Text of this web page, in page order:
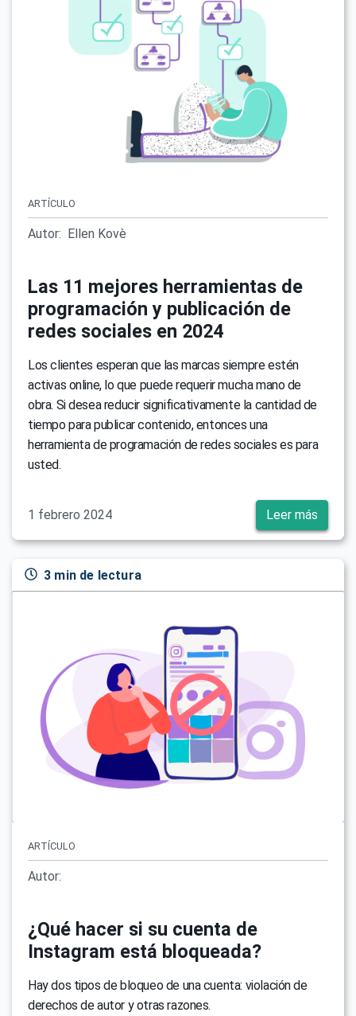
ARTÍCULO
Autor: Ellen Kovè
Las 11 mejores herramientas de
programación y publicación de
redes sociales en 2024
Los clientes esperan que las marcas siempre estén
activas online, lo que puede requerir mucha mano de
obra. Si desea reducir significativamente la cantidad de
tiempo para publicar contenido, entonces una
herramienta de programación de redes sociales es para
usted.
1 febrero 2024 Leer más
3 min de lectura
ARTÍCULO
Autor:
¿Qué hacer si su cuenta de
Instagram está bloqueada?
Hay dos tipos de bloqueo de una cuenta: violación de
derechos de autor y otras razones.